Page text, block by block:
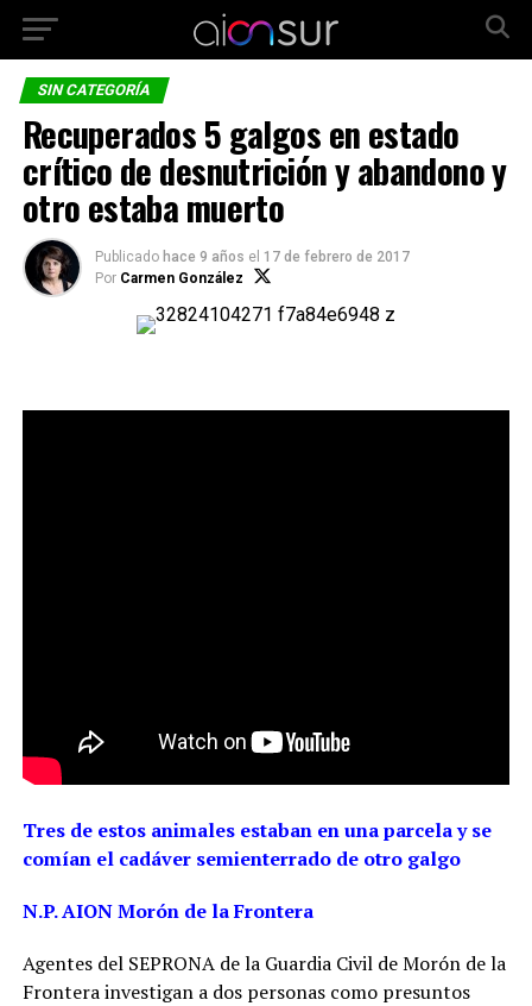
SIN CATEGORÍA
Recuperados 5 galgos en estado
crítico de desnutrición y abandono y
otro estaba muerto
Publicado hace 9 años el 17 de febrero de 2017
Por Carmen González
Tres de estos animales estaban en una parcela y se
comían el cadáver semienterrado de otro galgo
N.P. AION Morón de la Frontera
Agentes del SEPRONA de la Guardia Civil de Morón de la
Frontera investigan a dos personas como presuntos